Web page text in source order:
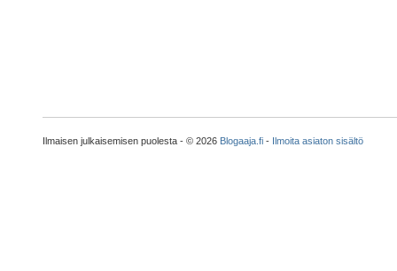
Ilmaisen julkaisemisen puolesta - © 2026 Blogaaja.fi- Ilmoita asiaton sisältö